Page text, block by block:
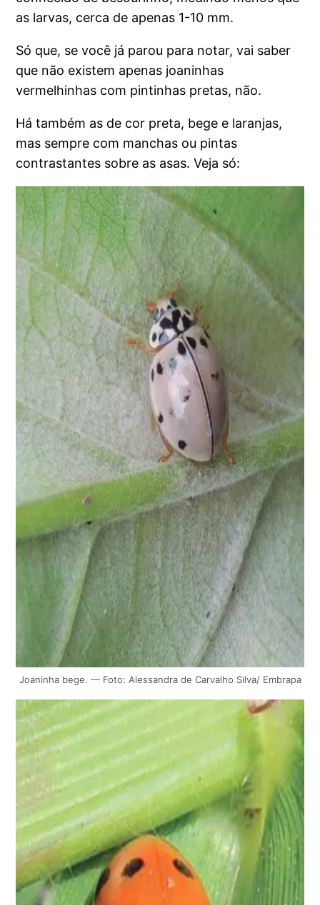
as larvas, cerca de apenas 1-10 mm.
Só que, se você já parou para notar, vai saber
que não existem apenas joaninhas
vermelhinhas com pintinhas pretas, não.
Há também as de cor preta, bege e laranjas,
mas sempre com manchas ou pintas
contrastantes sobre as asas. Veja só:
Joaninha bege. — Foto: Alessandra de Carvalho Silva/ Embrapa